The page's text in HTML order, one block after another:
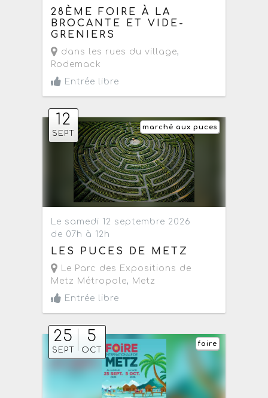
28ÈME FOIRE À LA
BROCANTE ET VIDE-
GRENIERS
dans les rues du village,
Rodemack
Entrée libre
12
SEPT
marché aux puces
Le samedi 12 septembre 2026
de 07h à 12h
LES PUCES DE METZ
Le Parc des Expositions de
Metz Métropole, Metz
Entrée libre
25
SEPT
5
OCT
foire